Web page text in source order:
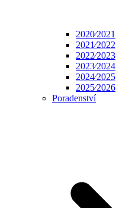
2020⁄2021
2021⁄2022
2022⁄2023
2023⁄2024
2024⁄2025
2025⁄2026
Poradenství